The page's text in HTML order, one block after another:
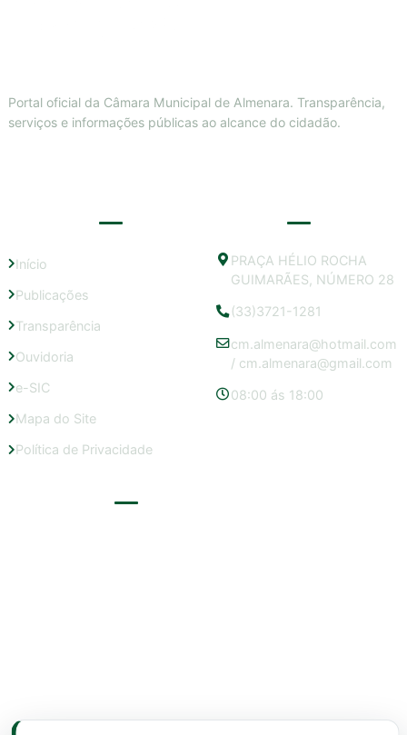
Portal oficial da Câmara Municipal de Almenara. Transparência,
serviços e informações públicas ao alcance do cidadão.
LINKS ÚTEIS
Início
Publicações
Transparência
Ouvidoria
e-SIC
Mapa do Site
Política de Privacidade
CONTATO
PRAÇA HÉLIO ROCHA
GUIMARÃES, NÚMERO 28
(33)3721-1281
cm.almenara@hotmail.com
/ cm.almenara@gmail.com
08:00 ás 18:00
LOCALIZAÇÃO